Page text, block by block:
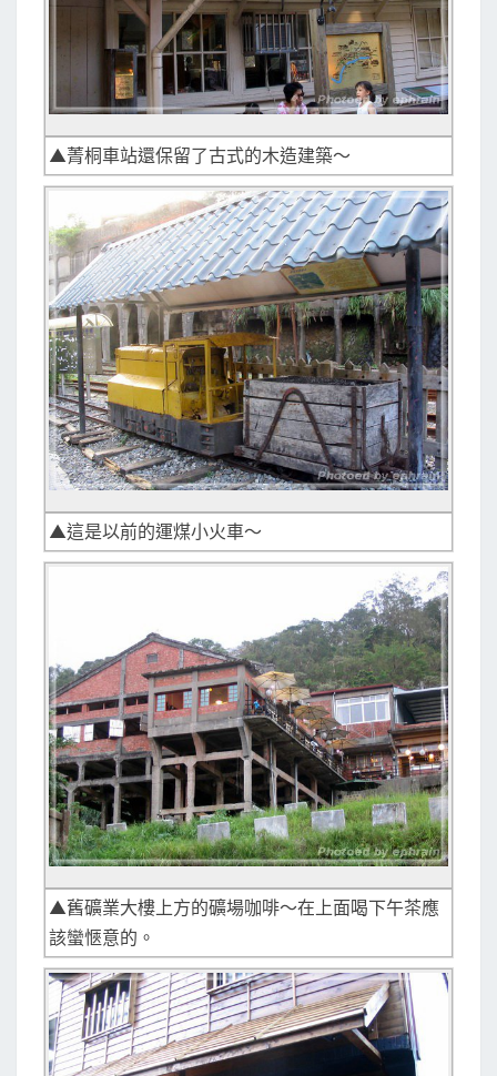
▲菁桐車站還保留了古式的木造建築～
▲這是以前的運煤小火車～
▲舊礦業大樓上方的礦場咖啡～在上面喝下午茶應
該蠻愜意的。